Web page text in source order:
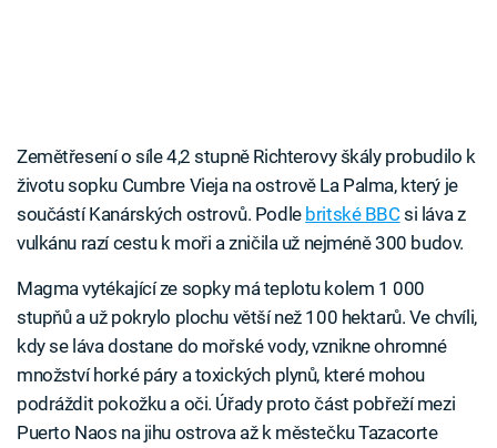
Zemětřesení o síle 4,2 stupně Richterovy škály probudilo k
životu sopku Cumbre Vieja na ostrově La Palma, který je
součástí Kanárských ostrovů. Podle britské BBCsi láva z
vulkánu razí cestu k moři a zničila už nejméně 300 budov.
Magma vytékající ze sopky má teplotu kolem 1 000
stupňů a už pokrylo plochu větší než 100 hektarů. Ve chvíli,
kdy se láva dostane do mořské vody, vznikne ohromné
množství horké páry a toxických plynů, které mohou
podráždit pokožku a oči. Úřady proto část pobřeží mezi
Puerto Naos na jihu ostrova až k městečku Tazacorte